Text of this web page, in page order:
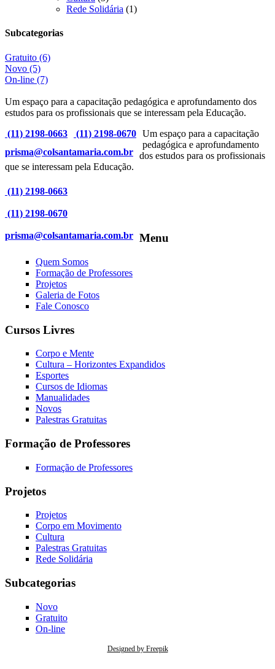
Rede Solidária (1)
Subcategorias
Gratuito (6)
Novo (5)
On-line (7)
Um espaço para a capacitação pedagógica e aprofundamento dos
estudos para os profissionais que se interessam pela Educação.
(11) 2198-0663
(11) 2198-0670
prisma@colsantamaria.com.br
Um espaço para a capacitação
pedagógica e aprofundamento
dos estudos para os profissionais
que se interessam pela Educação.
(11) 2198-0663
(11) 2198-0670
prisma@colsantamaria.com.br Menu
Quem Somos
Formação de Professores
Projetos
Galeria de Fotos
Fale Conosco
Cursos Livres
Corpo e Mente
Cultura – Horizontes Expandidos
Esportes
Cursos de Idiomas
Manualidades
Novos
Palestras Gratuitas
Formação de Professores
Formação de Professores
Projetos
Projetos
Corpo em Movimento
Cultura
Palestras Gratuitas
Rede Solidária
Subcategorias
Novo
Gratuito
On-line
Designed by Freepik